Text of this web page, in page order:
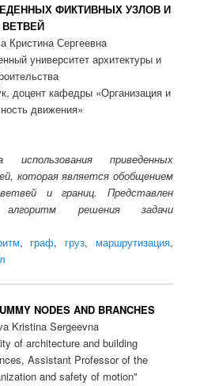
ФИКТИВНЫХ УЗЛОВ И
ВЕТВЕЙ
Кристина Сергеевна
университет архитектуры и
доцент кафедры «Организация и
движения»
использования приведенных
которая является обобщением
и границ. Представлен
алгоритм решения задачи
, граф, груз, маршрутизация,
NODES AND BRANCHES
Kristina Sergeevna
of architecture and building
Assistant Professor of the
and safety of motion"